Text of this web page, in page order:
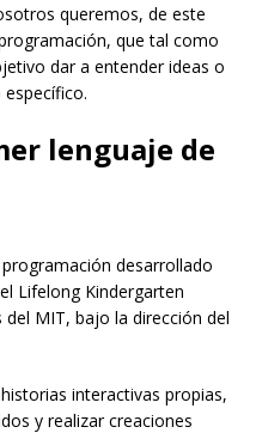
queremos, de este
que tal como
dar a entender ideas o
lenguaje de
desarrollado
Lifelong Kindergarten
MIT, bajo la dirección del
interactivas propias,
y realizar creaciones